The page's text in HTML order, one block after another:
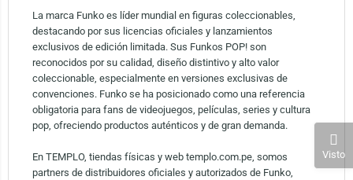
La marca Funko es líder mundial en figuras coleccionables,
destacando por sus licencias oficiales y lanzamientos
exclusivos de edición limitada. Sus Funkos POP! son
reconocidos por su calidad, diseño distintivo y alto valor
coleccionable, especialmente en versiones exclusivas de
convenciones. Funko se ha posicionado como una referencia
obligatoria para fans de videojuegos, películas, series y cultura
pop, ofreciendo productos auténticos y de gran demanda.
En TEMPLO, tiendas físicas y web templo.com.pe, somos
partners de distribuidores oficiales y autorizados de Funko,
Visto